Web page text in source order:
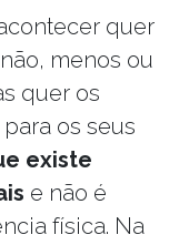
quer
menos ou
quer os
os seus
existe
e não é
física. Na